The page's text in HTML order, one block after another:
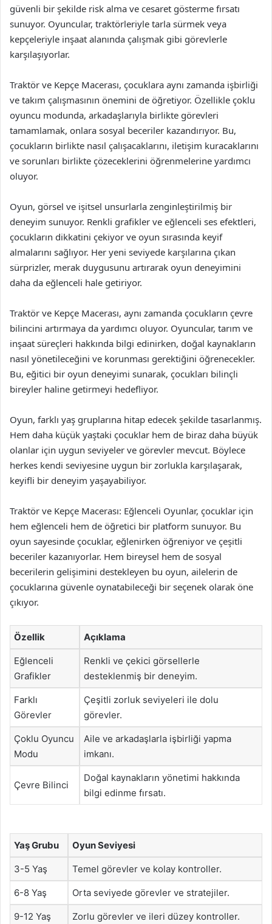
güvenli bir şekilde risk alma ve cesaret gösterme fırsatı
sunuyor. Oyuncular, traktörleriyle tarla sürmek veya
kepçeleriyle inşaat alanında çalışmak gibi görevlerle
karşılaşıyorlar.
Traktör ve Kepçe Macerası, çocuklara aynı zamanda işbirliği
ve takım çalışmasının önemini de öğretiyor. Özellikle çoklu
oyuncu modunda, arkadaşlarıyla birlikte görevleri
tamamlamak, onlara sosyal beceriler kazandırıyor. Bu,
çocukların birlikte nasıl çalışacaklarını, iletişim kuracaklarını
ve sorunları birlikte çözeceklerini öğrenmelerine yardımcı
oluyor.
Oyun, görsel ve işitsel unsurlarla zenginleştirilmiş bir
deneyim sunuyor. Renkli grafikler ve eğlenceli ses efektleri,
çocukların dikkatini çekiyor ve oyun sırasında keyif
almalarını sağlıyor. Her yeni seviyede karşılarına çıkan
sürprizler, merak duygusunu artırarak oyun deneyimini
daha da eğlenceli hale getiriyor.
Traktör ve Kepçe Macerası, aynı zamanda çocukların çevre
bilincini artırmaya da yardımcı oluyor. Oyuncular, tarım ve
inşaat süreçleri hakkında bilgi edinirken, doğal kaynakların
nasıl yönetileceğini ve korunması gerektiğini öğrenecekler.
Bu, eğitici bir oyun deneyimi sunarak, çocukları bilinçli
bireyler haline getirmeyi hedefliyor.
Oyun, farklı yaş gruplarına hitap edecek şekilde tasarlanmış.
Hem daha küçük yaştaki çocuklar hem de biraz daha büyük
olanlar için uygun seviyeler ve görevler mevcut. Böylece
herkes kendi seviyesine uygun bir zorlukla karşılaşarak,
keyifli bir deneyim yaşayabiliyor.
Traktör ve Kepçe Macerası: Eğlenceli Oyunlar, çocuklar için
hem eğlenceli hem de öğretici bir platform sunuyor. Bu
oyun sayesinde çocuklar, eğlenirken öğreniyor ve çeşitli
beceriler kazanıyorlar. Hem bireysel hem de sosyal
becerilerin gelişimini destekleyen bu oyun, ailelerin de
çocuklarına güvenle oynatabileceği bir seçenek olarak öne
çıkıyor.
Özellik Açıklama
Eğlenceli
Grafikler
Renkli ve çekici görsellerle
desteklenmiş bir deneyim.
Farklı
Görevler
Çeşitli zorluk seviyeleri ile dolu
görevler.
Çoklu Oyuncu
Modu
Aile ve arkadaşlarla işbirliği yapma
imkanı.
Çevre Bilinci
Doğal kaynakların yönetimi hakkında
bilgi edinme fırsatı.
Yaş Grubu Oyun Seviyesi
3-5 Yaş Temel görevler ve kolay kontroller.
6-8 Yaş Orta seviyede görevler ve stratejiler.
9-12 Yaş Zorlu görevler ve ileri düzey kontroller.